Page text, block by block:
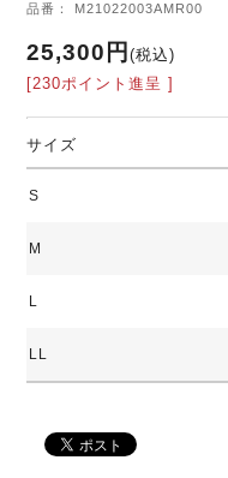
品番： M21022003AMR00
25,300円(税込)
[230ポイント進呈 ]
サイズ
S
M
L
LL